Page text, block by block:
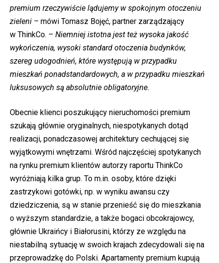
premium rzeczywiście lądujemy w spokojnym otoczeniu
zieleni – mówi Tomasz Bojęć, partner zarządzający
w ThinkCo. – Niemniej istotna jest też wysoka jakość
wykończenia, wysoki standard otoczenia budynków,
szereg udogodnień, które występują w przypadku
mieszkań ponadstandardowych, a w przypadku mieszkań
luksusowych są absolutnie obligatoryjne.
Obecnie klienci poszukujący nieruchomości premium
szukają głównie oryginalnych, niespotykanych dotąd
realizacji, ponadczasowej architektury cechującej się
wyjątkowymi wnętrzami. Wśród najczęściej spotykanych
na rynku premium klientów autorzy raportu ThinkCo
wyróżniają kilka grup. To m.in. osoby, które dzięki
zastrzykowi gotówki, np. w wyniku awansu czy
dziedziczenia, są w stanie przenieść się do mieszkania
o wyższym standardzie, a także bogaci obcokrajowcy,
głównie Ukraińcy i Białorusini, którzy ze względu na
niestabilną sytuację w swoich krajach zdecydowali się na
przeprowadzkę do Polski. Apartamenty premium kupują